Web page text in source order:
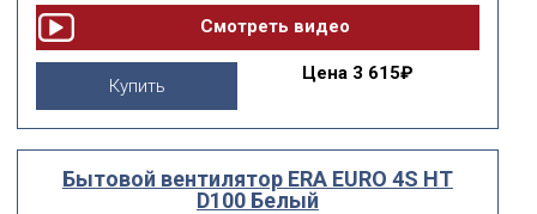
Купить
Цена 3 615₽
Бытовой вентилятор ERA EURO 4S HT
D100 Белый